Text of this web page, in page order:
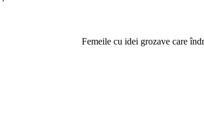
Femeile cu idei grozave care